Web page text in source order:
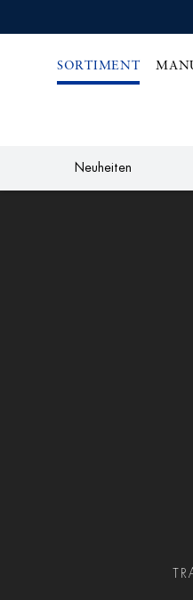
SORTIMENT
Neuheiten